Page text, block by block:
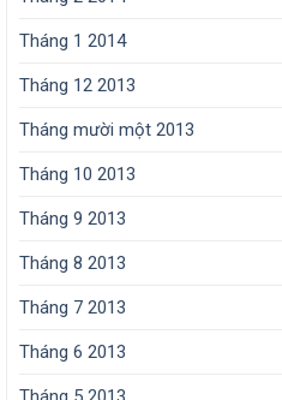
Tháng 1 2014
Tháng 12 2013
Tháng mười một 2013
Tháng 10 2013
Tháng 9 2013
Tháng 8 2013
Tháng 7 2013
Tháng 6 2013